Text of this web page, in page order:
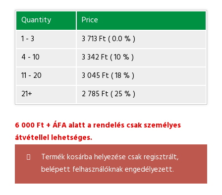
Quantity Price
1 - 3
3 713 Ft ( 0.0 % )
4 - 10
3 342 Ft ( 10 % )
11 - 20
3 045 Ft ( 18 % )
21+
2 785 Ft ( 25 % )
6 000 Ft + ÁFA alatt a rendelés csak személyes
átvétellel lehetséges.
Termék kosárba helyezése csak regisztrált,
belépett felhasználóknak engedélyezett.